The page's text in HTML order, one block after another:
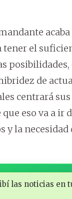
tener el
de
centrará
eso va a ir
y la
las noticias en